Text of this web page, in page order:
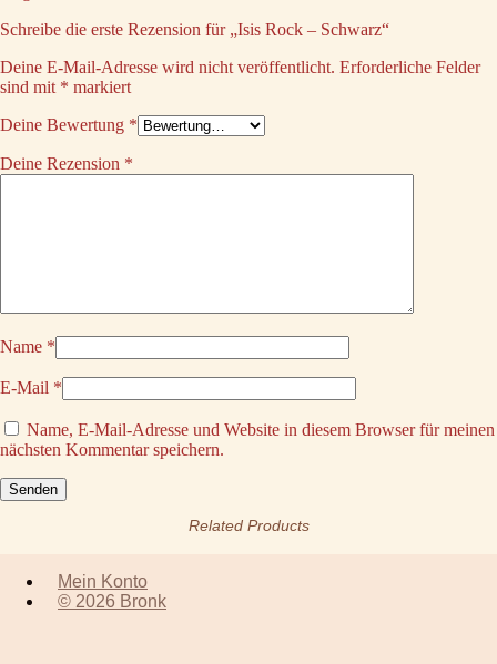
Schreibe die erste Rezension für „Isis Rock – Schwarz“
Deine E-Mail-Adresse wird nicht veröffentlicht. Erforderliche Felder
sind mit * markiert
Deine Bewertung *
Deine Rezension *
Name *
E-Mail *
Name, E-Mail-Adresse und Website in diesem Browser für meinen
nächsten Kommentar speichern.
Related Products
Mein Konto
© 2026 Bronk